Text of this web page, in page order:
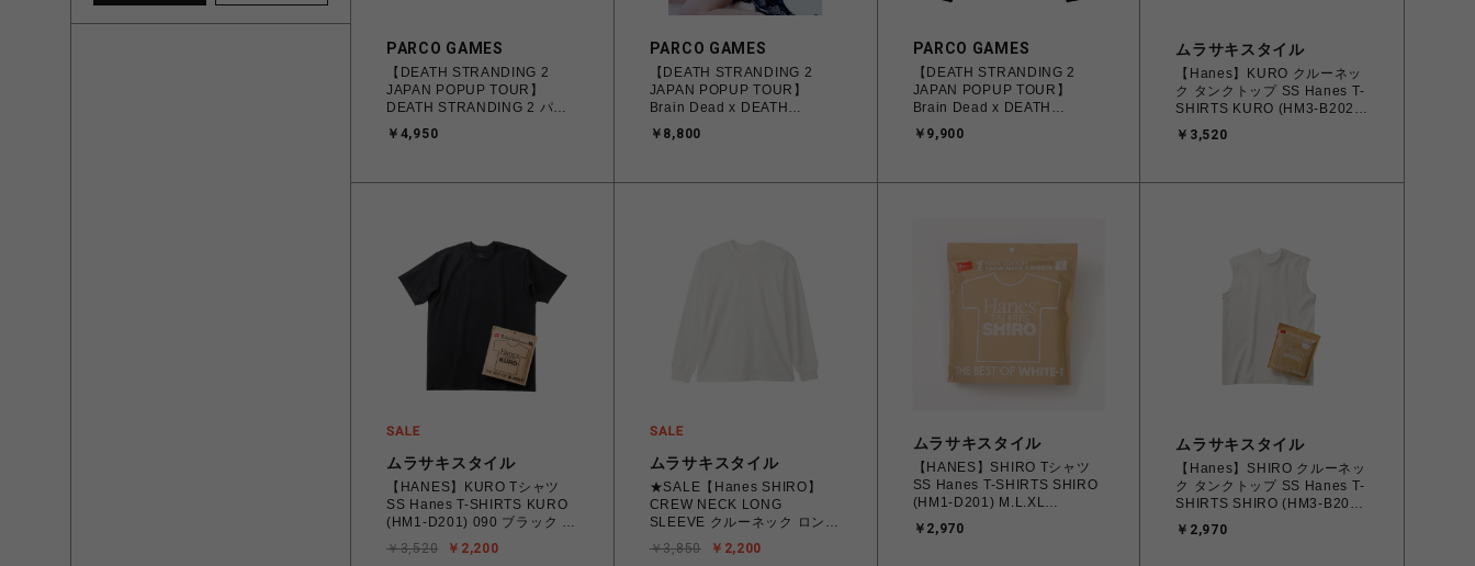
PARCO GAMES
【DEATH STRANDING 2
JAPAN POPUP TOUR】
DEATH STRANDING 2 パッ
クTシャツ GHOST MECH
ver. グレー
￥4,950
PARCO GAMES
【DEATH STRANDING 2
JAPAN POPUP TOUR】
Brain Dead x DEATH
STRANDING 2 S/S TEE
￥8,800
PARCO GAMES
【DEATH STRANDING 2
JAPAN POPUP TOUR】
Brain Dead x DEATH
STRANDING 2 L/S TEE
￥9,900
ムラサキスタイル
【Hanes】KURO クルーネッ
ク タンクトップ SS Hanes T-
SHIRTS KURO (HM3-B202)
090 ブラック (M.L.XL)
4580814104065 【北海道/沖
￥3,520
ムラサキスタイル
【HANES】KURO Tシャツ
SS Hanes T-SHIRTS KURO
(HM1-D201) 090 ブラック M
サイズ 4580814102313 【北
海道/沖縄/離島 着払い】
￥2,200
￥3,520
ムラサキスタイル
★SALE【Hanes SHIRO】
CREW NECK LONG
SLEEVE クルーネック ロング
スリーブ Tシャツ 秋冬 長袖
(HM4-A201）M～XXLサイズ
￥2,200
￥3,850
ムラサキスタイル
【HANES】SHIRO Tシャツ
SS Hanes T-SHIRTS SHIRO
(HM1-D201) M.L.XL
4580814102177 【北海道/沖
縄/離島 着払い】
￥2,970
ムラサキスタイル
【Hanes】SHIRO クルーネッ
ク タンクトップ SS Hanes T-
SHIRTS SHIRO (HM3-B201)
101 ホワイト (M.L.XL)
4580814104027 【北海道/沖
￥2,970